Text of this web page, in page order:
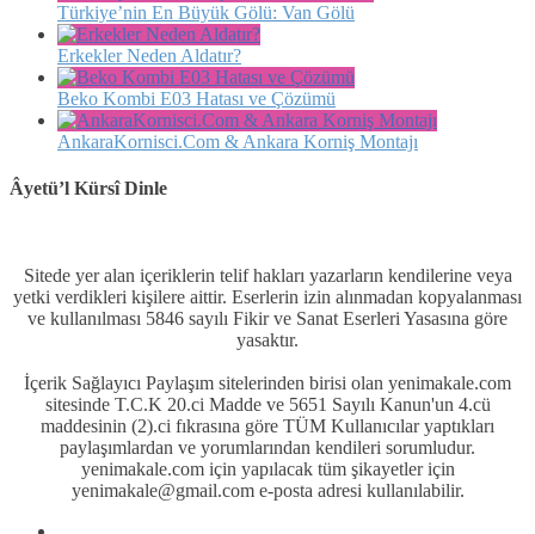
Türkiye’nin En Büyük Gölü: Van Gölü
Erkekler Neden Aldatır?
Beko Kombi E03 Hatası ve Çözümü
AnkaraKornisci.Com & Ankara Korniş Montajı
Âyetü’l Kürsî Dinle
Sitede yer alan içeriklerin telif hakları yazarların kendilerine veya
yetki verdikleri kişilere aittir. Eserlerin izin alınmadan kopyalanması
ve kullanılması 5846 sayılı Fikir ve Sanat Eserleri Yasasına göre
yasaktır.
İçerik Sağlayıcı Paylaşım sitelerinden birisi olan yenimakale.com
sitesinde T.C.K 20.ci Madde ve 5651 Sayılı Kanun'un 4.cü
maddesinin (2).ci fıkrasına göre TÜM Kullanıcılar yaptıkları
paylaşımlardan ve yorumlarından kendileri sorumludur.
yenimakale.com için yapılacak tüm şikayetler için
yenimakale@gmail.com e-posta adresi kullanılabilir.